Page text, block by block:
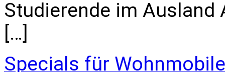
Studierende im
[…]
Specials für Wohnmobile